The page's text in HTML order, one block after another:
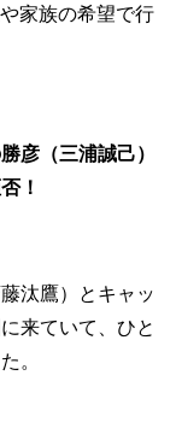
家族の希望で行
彦（三浦誠己）
！
汰鷹）とキャッ
来ていて、ひと
。